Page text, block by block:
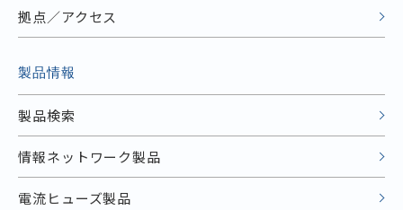
拠点／アクセス
製品情報
製品検索
情報ネットワーク製品
電流ヒューズ製品